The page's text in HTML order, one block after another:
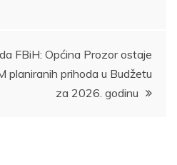
FBiH: Općina Prozor ostaje
planiranih prihoda u Budžetu
za 2026. godinu